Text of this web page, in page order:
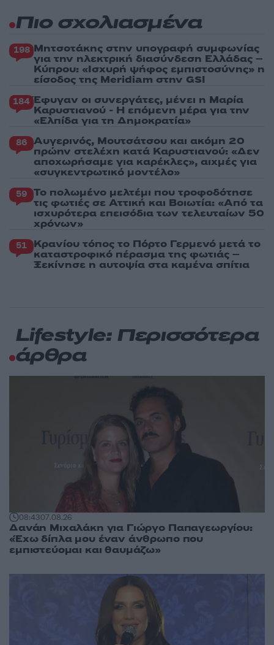
Πιο σχολιασμένα
198 Μητσοτάκης στην υπογραφή συμφωνίας
για την ηλεκτρική διασύνδεση Ελλάδας –
Κύπρου: «Ισχυρή ψήφος εμπιστοσύνης» η
είσοδος της Meridiam στην GSI
184 Έφυγαν οι συνεργάτες, μένει η Μαρία
Καρυστιανού - Η επόμενη μέρα για την
«Ελπίδα για τη Δημοκρατία»
86 Αυγερινός, Μουτσάτσου και ακόμη 20
πρώην στελέχη κατά Καρυστιανού: «Δεν
αποχωρήσαμε για καρέκλες», αιχμές για
«συγκεντρωτικό μοντέλο»
59 Το πολωμένο μελτέμι που τροφοδότησε
τις φωτιές σε Αττική και Βοιωτία: «Από τα
ισχυρότερα επεισόδια των τελευταίων 50
χρόνων»
51 Κρανίου τόπος το Πόρτο Γερμενό μετά το
καταστροφικό πέρασμα της φωτιάς –
Ξεκίνησε η αυτοψία στα καμένα σπίτια
Lifestyle: Περισσότερα
άρθρα
08:4307.08.26
Δανάη Μιχαλάκη για Γιώργο Παπαγεωργίου:
«Έχω δίπλα μου έναν άνθρωπο που
εμπιστεύομαι και θαυμάζω»